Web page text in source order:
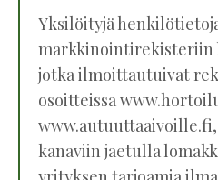
Yksilöityjä
markkinointirekisteriin
jotka ilmoittautuivat
osoitteissa
kanaviin jaetulla